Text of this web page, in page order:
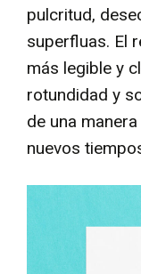
pulcritud,
superfluas. El
más legible y
rotundidad y
de una
nuevos